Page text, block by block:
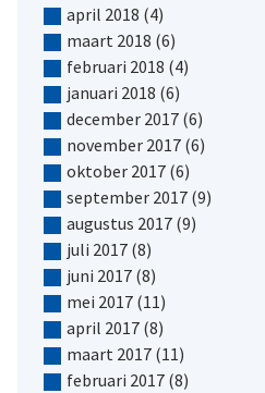
april 2018 (4)
maart 2018 (6)
februari 2018 (4)
januari 2018 (6)
december 2017(6)
november 2017(6)
oktober 2017(6)
september 2017(9)
augustus 2017(9)
juli 2017(8)
juni 2017(8)
mei 2017(11)
april 2017(8)
maart 2017(11)
februari 2017(8)